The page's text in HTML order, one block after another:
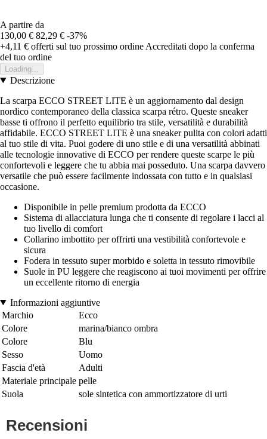
A partire da
130,00 € 82,29 € -37%
+4,11 € offerti sul tuo prossimo ordine Accreditati dopo la conferma
del tuo ordine
Loading...
Descrizione
La scarpa ECCO STREET LITE è un aggiornamento dal design
nordico contemporaneo della classica scarpa rétro. Queste sneaker
basse ti offrono il perfetto equilibrio tra stile, versatilità e durabilità
affidabile. ECCO STREET LITE è una sneaker pulita con colori adatti
al tuo stile di vita. Puoi godere di uno stile e di una versatilità abbinati
alle tecnologie innovative di ECCO per rendere queste scarpe le più
confortevoli e leggere che tu abbia mai posseduto. Una scarpa davvero
versatile che può essere facilmente indossata con tutto e in qualsiasi
occasione.
Disponibile in pelle premium prodotta da ECCO
Sistema di allacciatura lunga che ti consente di regolare i lacci al
tuo livello di comfort
Collarino imbottito per offrirti una vestibilità confortevole e
sicura
Fodera in tessuto super morbido e soletta in tessuto rimovibile
Suole in PU leggere che reagiscono ai tuoi movimenti per offrire
un eccellente ritorno di energia
Informazioni aggiuntive
Marchio
Ecco
Colore
marina/bianco ombra
Colore
Blu
Sesso
Uomo
Fascia d'età
Adulti
Materiale principale pelle
Suola
sole sintetica con ammortizzatore di urti